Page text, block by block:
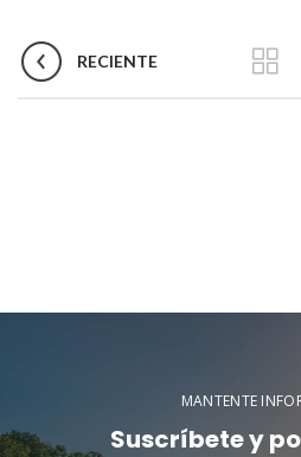
RECIENTE
MANTENTE
Suscríbete y